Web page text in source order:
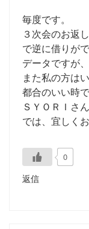
毎度です。
３次会のお返
で逆に借りが
データですが
また私の方は
都合のいい時
ＳＹＯＲＩさ
では、宜しく
0
返信